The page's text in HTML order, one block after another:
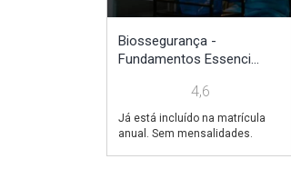
Biossegurança -
Fundamentos Essenci...
4,6
Já está incluído na matrícula
anual. Sem mensalidades.